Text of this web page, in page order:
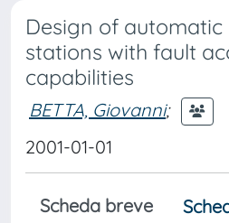
Design of
stations with fault
capabilities
BETTA, Giovanni;
2001-01-01
Scheda breve